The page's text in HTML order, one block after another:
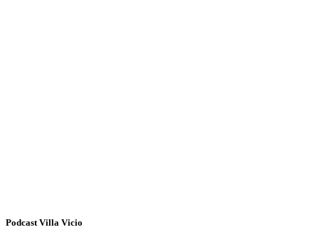
Podcast Villa Vicio